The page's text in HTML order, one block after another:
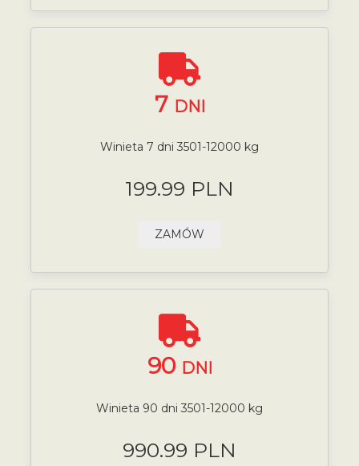
7 DNI
Winieta 7 dni 3501-12000 kg
199.99 PLN
ZAMÓW
90 DNI
Winieta 90 dni 3501-12000 kg
990.99 PLN